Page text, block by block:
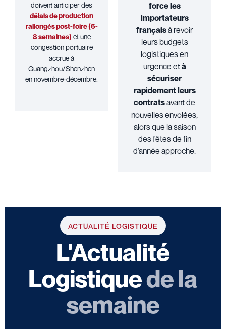
doivent anticiper des
délais de production
rallongés post-foire (6-
8 semaines) et une
congestion portuaire
accrue à
Guangzhou/Shenzhen
en novembre-décembre.
force les
importateurs
françaisà revoir
leurs budgets
logistiques en
urgence età
sécuriser
rapidement leurs
contratsavant de
nouvelles envolées,
alors que la saison
des fêtes de fin
d’année approche.
ACTUALITÉ LOGISTIQUE
L'Actualité
Logistiquede la
semaine